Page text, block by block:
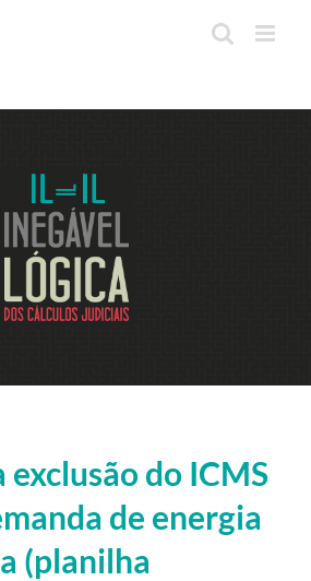
exclusão do ICMS
de energia
(planilha